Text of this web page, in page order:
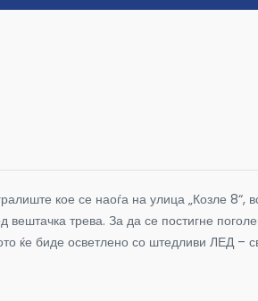
кое се наоѓа на улица „Козле 8“,
вештачка трева. За да се постигне
ќе биде осветлено со штедливи ЛЕД –